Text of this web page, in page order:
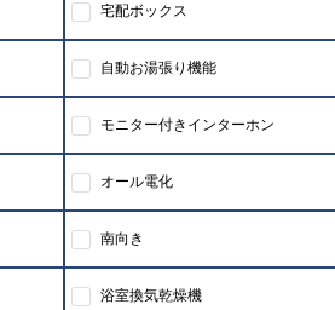
宅配ボックス
自動お湯張り機能
モニター付きインターホン
オール電化
南向き
浴室換気乾燥機